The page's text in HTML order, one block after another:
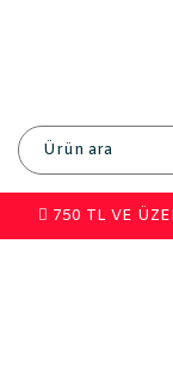
750 TL VE